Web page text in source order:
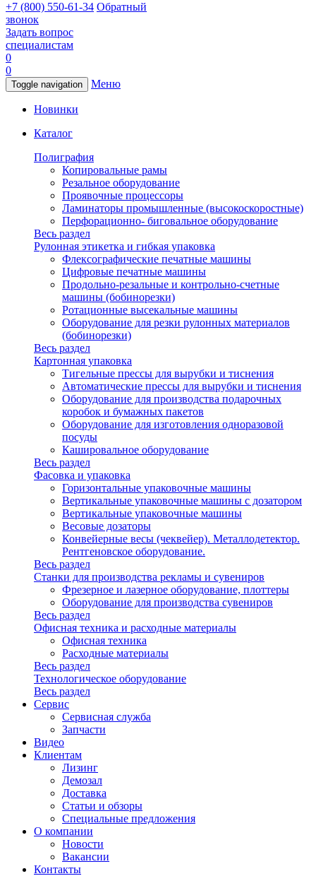
+7 (800) 550-61-34 Обратный
звонок
Задать вопрос
специалистам
0
0
Toggle navigation Меню
Новинки
Каталог
Полиграфия
Копировальные рамы
Резальное оборудование
Проявочные процессоры
Ламинаторы промышленные (высокоскоростные)
Перфорационно- биговальное оборудование
Весь раздел
Рулонная этикетка и гибкая упаковка
Флексографические печатные машины
Цифровые печатные машины
Продольно-резальные и контрольно-счетные
машины (бобинорезки)
Ротационные высекальные машины
Оборудование для резки рулонных материалов
(бобинорезки)
Весь раздел
Картонная упаковка
Тигельные прессы для вырубки и тиснения
Автоматические прессы для вырубки и тиснения
Оборудование для производства подарочных
коробок и бумажных пакетов
Оборудование для изготовления одноразовой
посуды
Кашировальное оборудование
Весь раздел
Фасовка и упаковка
Горизонтальные упаковочные машины
Вертикальные упаковочные машины с дозатором
Вертикальные упаковочные машины
Весовые дозаторы
Конвейерные весы (чеквейер). Металлодетектор.
Рентгеновское оборудование.
Весь раздел
Станки для производства рекламы и сувениров
Фрезерное и лазерное оборудование, плоттеры
Оборудование для производства сувениров
Весь раздел
Офисная техника и расходные материалы
Офисная техника
Расходные материалы
Весь раздел
Технологическое оборудование
Весь раздел
Сервис
Сервисная служба
Запчасти
Видео
Клиентам
Лизинг
Демозал
Доставка
Статьи и обзоры
Специальные предложения
О компании
Новости
Вакансии
Контакты